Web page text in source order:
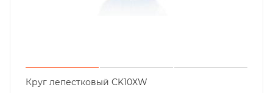
Круг лепестковый CK10XW